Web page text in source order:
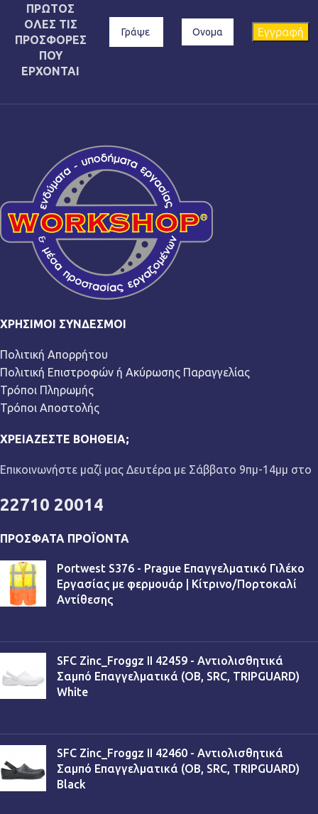
ΠΡΩΤΟΣ
ΟΛΕΣ ΤΙΣ
ΠΡΟΣΦΟΡΕΣ
ΠΟΥ
ΕΡΧΟΝΤΑΙ
ΧΡΉΣΙΜΟΙ ΣΎΝΔΕΣΜΟΙ
Πολιτική Απορρήτου
Πολιτική Επιστροφών ή Ακύρωσης Παραγγελίας
Τρόποι Πληρωμής
Τρόποι Αποστολής
ΧΡΕΙΆΖΕΣΤΕ ΒΟΉΘΕΙΑ;
Επικοινωνήστε μαζί μας Δευτέρα με Σάββατο 9πμ-14μμ στο
22710 20014
ΠΡΌΣΦΑΤΑ ΠΡΟΪΌΝΤΑ
Portwest S376 - Prague Επαγγελματικό Γιλέκο
Εργασίας με φερμουάρ | Κίτρινο/Πορτοκαλί
Αντίθεσης
SFC Zinc_Froggz II 42459 - Αντιολισθητικά
Σαμπό Επαγγελματικά (OB, SRC, TRIPGUARD)
White
SFC Zinc_Froggz II 42460 - Αντιολισθητικά
Σαμπό Επαγγελματικά (OB, SRC, TRIPGUARD)
Black